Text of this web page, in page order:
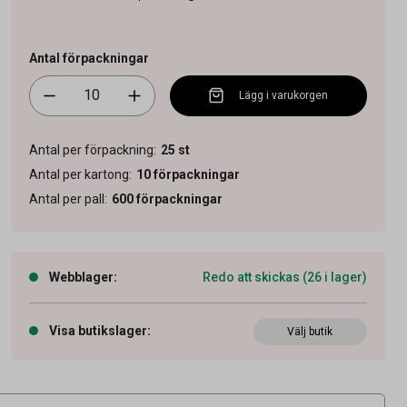
Antal förpackningar
Lägg i varukorgen
Antal per förpackning: 25 st
Antal per kartong: 10förpackningar
Antal per pall : 600förpackningar
Webblager: Redo att skickas (26 i lager)
Visa butikslager: Välj butik